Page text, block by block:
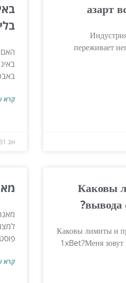
азарт
переживает
קרא
אוג 31, 2025
Каковы
вывода
Каковы лимиты и
1xBet?Меня
קרא